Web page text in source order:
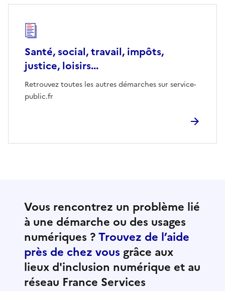
Santé, social, travail, impôts,
justice, loisirs...
Retrouvez toutes les autres démarches sur service-
public.fr
Vous rencontrez un problème lié
à une démarche ou des usages
numériques ?Trouvez de l’aide
près de chez vous grâce aux
lieux d'inclusion numérique et au
réseau France Services